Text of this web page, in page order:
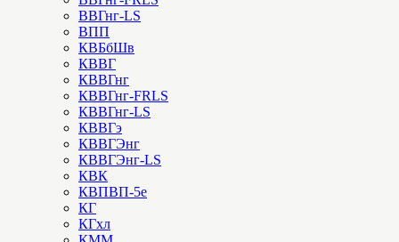
ВВГнг-LS
ВПП
КВБбШв
КВВГ
КВВГнг
КВВГнг-FRLS
КВВГнг-LS
КВВГэ
КВВГЭнг
КВВГЭнг-LS
КВК
КВПВП-5е
КГ
КГхл